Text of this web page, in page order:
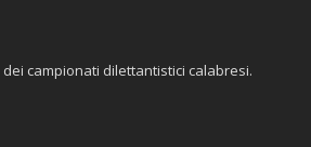
campionati dilettantistici calabresi.